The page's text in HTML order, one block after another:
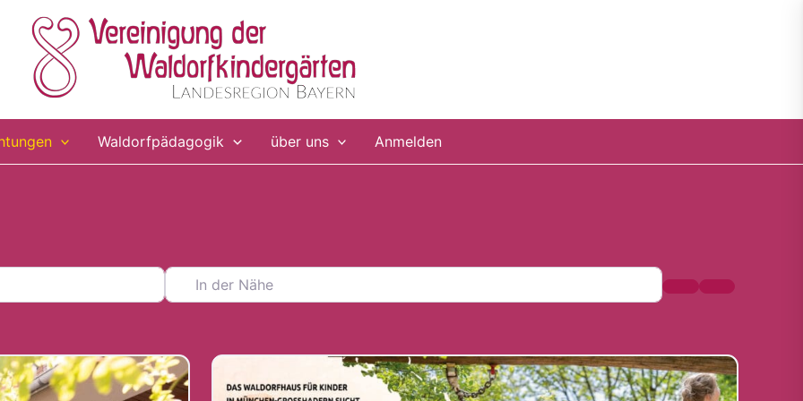
Waldorfpädagogik über uns Anmelden
In der Nähe
SuchenAdvanced